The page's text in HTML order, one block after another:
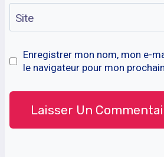
Site
Enregistrer mon nom, mon e-
le navigateur pour mon